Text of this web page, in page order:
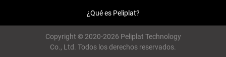
¿Qué es Peliplat?
Copyright © 2020-2026 Peliplat Technology
Co., Ltd. Todos los derechos reservados.